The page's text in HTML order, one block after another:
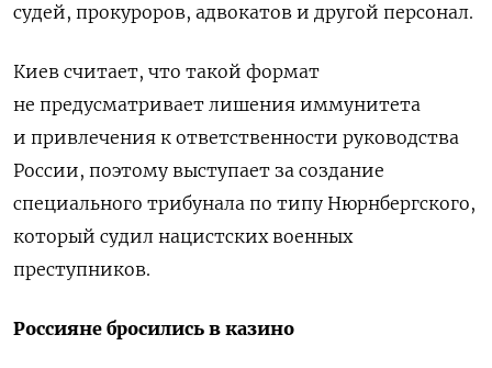
судей, прокуроров, адвокатов и другой персонал.
Киев считает, что такой формат
не предусматривает лишения иммунитета
и привлечения к ответственности руководства
России, поэтому выступает за создание
специального трибунала по типу Нюрнбергского,
который судил нацистских военных
преступников.
Россияне бросились в казино